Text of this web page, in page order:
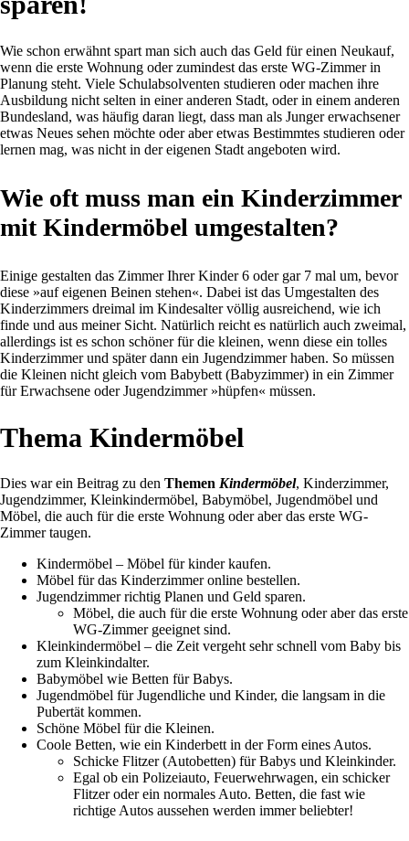
Wie schon erwähnt spart man sich auch das Geld für einen Neukauf,
wenn die erste Wohnung oder zumindest das erste WG-Zimmer in
Planung steht. Viele Schulabsolventen studieren oder machen ihre
Ausbildung nicht selten in einer anderen Stadt, oder in einem anderen
Bundesland, was häufig daran liegt, dass man als Junger erwachsener
etwas Neues sehen möchte oder aber etwas Bestimmtes studieren oder
lernen mag, was nicht in der eigenen Stadt angeboten wird.
Wie oft muss man ein Kinderzimmer
mit Kindermöbel umgestalten?
Einige gestalten das Zimmer Ihrer Kinder 6 oder gar 7 mal um, bevor
diese »auf eigenen Beinen stehen«. Dabei ist das Umgestalten des
Kinderzimmers dreimal im Kindesalter völlig ausreichend, wie ich
finde und aus meiner Sicht. Natürlich reicht es natürlich auch zweimal,
allerdings ist es schon schöner für die kleinen, wenn diese ein tolles
Kinderzimmer und später dann ein Jugendzimmer haben. So müssen
die Kleinen nicht gleich vom Babybett (Babyzimmer) in ein Zimmer
für Erwachsene oder Jugendzimmer »hüpfen« müssen.
Thema Kindermöbel
Dies war ein Beitrag zu den Themen Kindermöbel, Kinderzimmer,
Jugendzimmer, Kleinkindermöbel, Babymöbel, Jugendmöbel und
Möbel, die auch für die erste Wohnung oder aber das erste WG-
Zimmer taugen.
Kindermöbel – Möbel für kinder kaufen.
Möbel für das Kinderzimmer online bestellen.
Jugendzimmer richtig Planen und Geld sparen.
Möbel, die auch für die erste Wohnung oder aber das erste
WG-Zimmer geeignet sind.
Kleinkindermöbel – die Zeit vergeht sehr schnell vom Baby bis
zum Kleinkindalter.
Babymöbel wie Betten für Babys.
Jugendmöbel für Jugendliche und Kinder, die langsam in die
Pubertät kommen.
Schöne Möbel für die Kleinen.
Coole Betten, wie ein Kinderbett in der Form eines Autos.
Schicke Flitzer (Autobetten) für Babys und Kleinkinder.
Egal ob ein Polizeiauto, Feuerwehrwagen, ein schicker
Flitzer oder ein normales Auto. Betten, die fast wie
richtige Autos aussehen werden immer beliebter!